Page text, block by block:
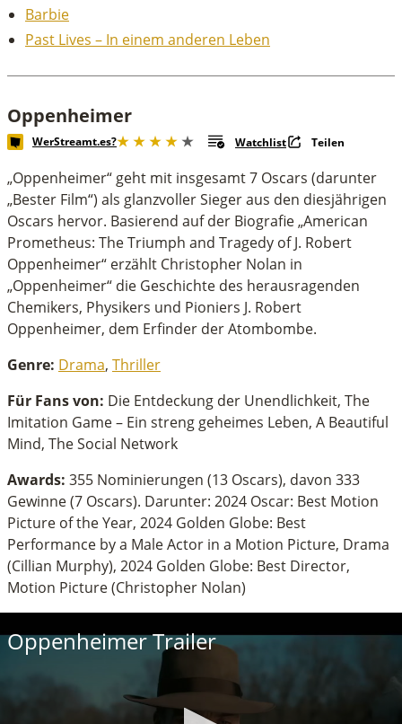
Barbie
Past Lives – In einem anderen Leben
Oppenheimer
WerStreamt.es? Watchlist Teilen
„Oppenheimer“ geht mit insgesamt 7 Oscars (darunter
„Bester Film“) als glanzvoller Sieger aus den diesjährigen
Oscars hervor. Basierend auf der Biografie „American
Prometheus: The Triumph and Tragedy of J. Robert
Oppenheimer“ erzählt Christopher Nolan in
„Oppenheimer“ die Geschichte des herausragenden
Chemikers, Physikers und Pioniers J. Robert
Oppenheimer, dem Erfinder der Atombombe.
Genre: Drama, Thriller
Für Fans von: Die Entdeckung der Unendlichkeit, The
Imitation Game – Ein streng geheimes Leben, A Beautiful
Mind, The Social Network
Awards: 355 Nominierungen (13 Oscars), davon 333
Gewinne (7 Oscars). Darunter: 2024 Oscar: Best Motion
Picture of the Year, 2024 Golden Globe: Best
Performance by a Male Actor in a Motion Picture, Drama
(Cillian Murphy), 2024 Golden Globe: Best Director,
Motion Picture (Christopher Nolan)
Oppenheimer Trailer